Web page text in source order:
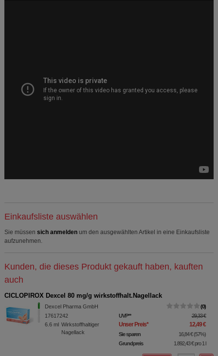
Einkaufsliste auswählen
Sie müssen sich anmelden um den ausgewählten Artikel in eine Einkaufsliste
aufzunehmen.
Kunden, die dieses Produkt gekauft haben, kauften
auch
CICLOPIROX Dexcel 80 mg/g wirkstoffhalt.Nagellack
Dexcel Pharma GmbH
17617242
6.6 ml Wirkstoffhaltiger
Nagellack
0
UVP** 29,33 €
Unser Preis* 12,49 €
Sie sparen 16,84 € (57%)
Grundpreis
1.892,43 €pro 1 l